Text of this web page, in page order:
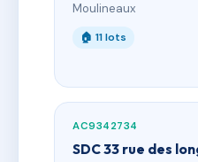
Moulineaux
🏠 11 lots
AC9342734
SDC 33 rue des